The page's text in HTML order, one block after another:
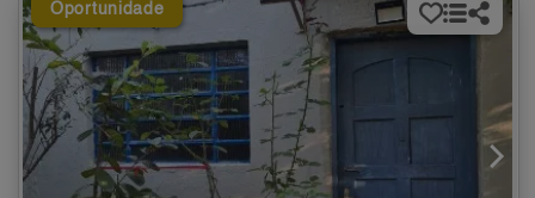
Oportunidade